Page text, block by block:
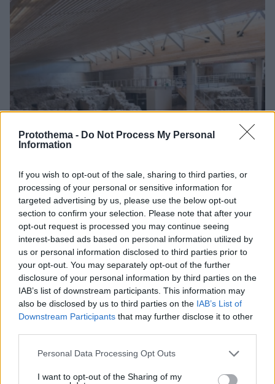
Protothema - Do Not Process My Personal
Information
If you wish to opt-out of the sale, sharing to third parties, or
processing of your personal or sensitive information for
targeted advertising by us, please use the below opt-out
section to confirm your selection. Please note that after your
opt-out request is processed you may continue seeing
interest-based ads based on personal information utilized by
us or personal information disclosed to third parties prior to
your opt-out. You may separately opt-out of the further
disclosure of your personal information by third parties on the
IAB’s list of downstream participants. This information may
also be disclosed by us to third parties on the IAB’s List of
Downstream Participants that may further disclose it to other
Please note that this website/app uses one or more Google
not limited to your visit or usage behaviour. You may click to
Personal Data Processing Opt Outs
I want to opt-out of the Sharing of my
Μυστήριο 3.500 ετών στη Σαντορίνη: Ο 15χρονος
που δεν πρόλαβε να ξεφύγει από το τσουνάμι
μπορεί ν' αλλάξει τη χρονολογία της μεγάλης
έκρηξης
08.08.2026, 18:08